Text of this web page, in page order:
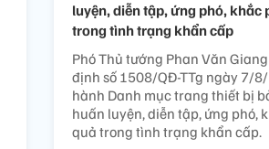
luyện, diễn tập, ứng phó, khắc
trong tình trạng khẩn cấp
Phó Thủ tướng Phan Văn
định số 1508/QĐ-TTg ngày 7/
hành Danh mục trang thiết bị
huấn luyện, diễn tập, ứng phó,
quả trong tình trạng khẩn cấp.